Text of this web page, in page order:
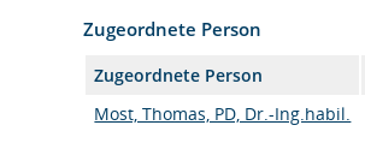
Zugeordnete Person
Zugeordnete Person
Most, Thomas, PD, Dr.-Ing.habil.